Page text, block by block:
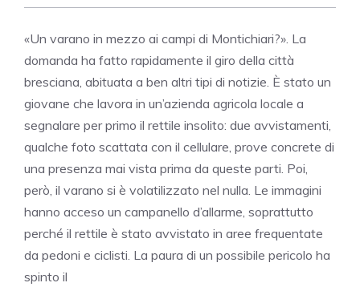
«Un varano in mezzo ai campi di Montichiari?». La
domanda ha fatto rapidamente il giro della città
bresciana, abituata a ben altri tipi di notizie. È stato un
giovane che lavora in un’azienda agricola locale a
segnalare per primo il rettile insolito: due avvistamenti,
qualche foto scattata con il cellulare, prove concrete di
una presenza mai vista prima da queste parti. Poi,
però, il varano si è volatilizzato nel nulla. Le immagini
hanno acceso un campanello d’allarme, soprattutto
perché il rettile è stato avvistato in aree frequentate
da pedoni e ciclisti. La paura di un possibile pericolo ha
spinto il